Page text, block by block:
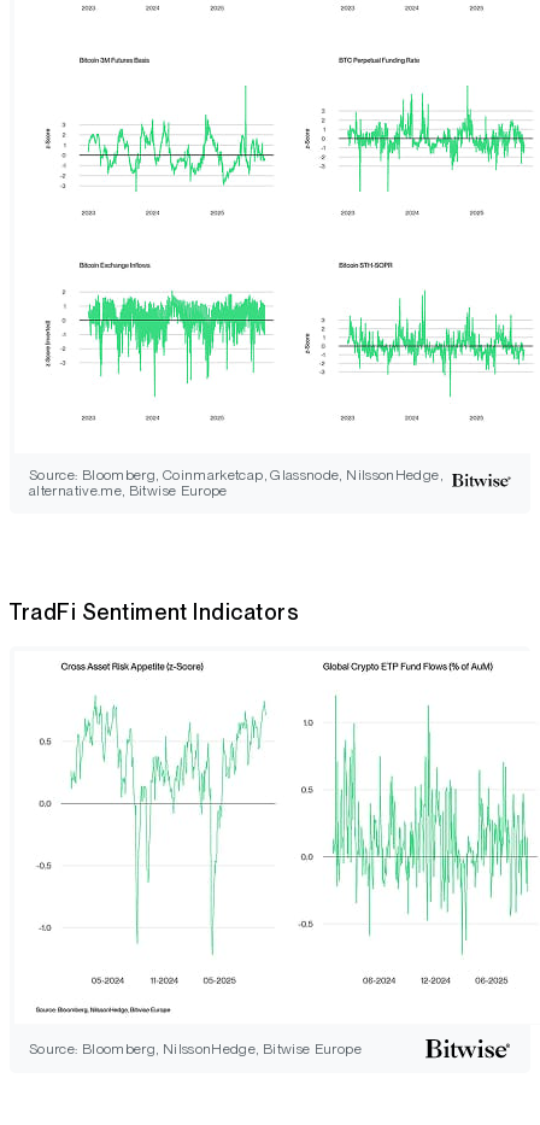
Source: Bloomberg, Coinmarketcap, Glassnode, NilssonHedge,
alternative.me, Bitwise Europe
TradFi Sentiment Indicators
Source: Bloomberg, NilssonHedge, Bitwise Europe